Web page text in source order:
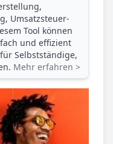
Umsatzsteuer­
Tool können
und effizient
Selbstständige,
Mehr erfahren >